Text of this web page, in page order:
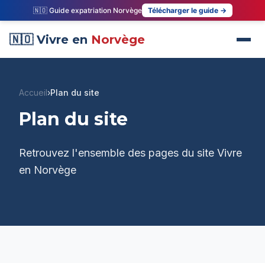
🇳🇴 Guide expatriation Norvège Télécharger le guide →
🇳🇴 Vivre en Norvège
Accueil›Plan du site
Plan du site
Retrouvez l'ensemble des pages du site Vivre
en Norvège